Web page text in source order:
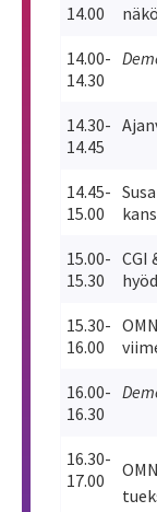
14.00
14.00-
14.30
14.30-
14.45
14.45-
15.00
15.00-
15.30
CGI
15.30-
16.00
16.00-
16.30
16.30-
17.00